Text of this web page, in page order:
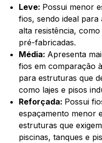
Leve: Possui menor
fios, sendo ideal para
alta resistência,
pré-fabricadas.
Média: Apresenta
fios em comparação
para estruturas que
como lajes e pisos
Reforçada: Possui
espaçamento menor
estruturas que
piscinas, tanques e